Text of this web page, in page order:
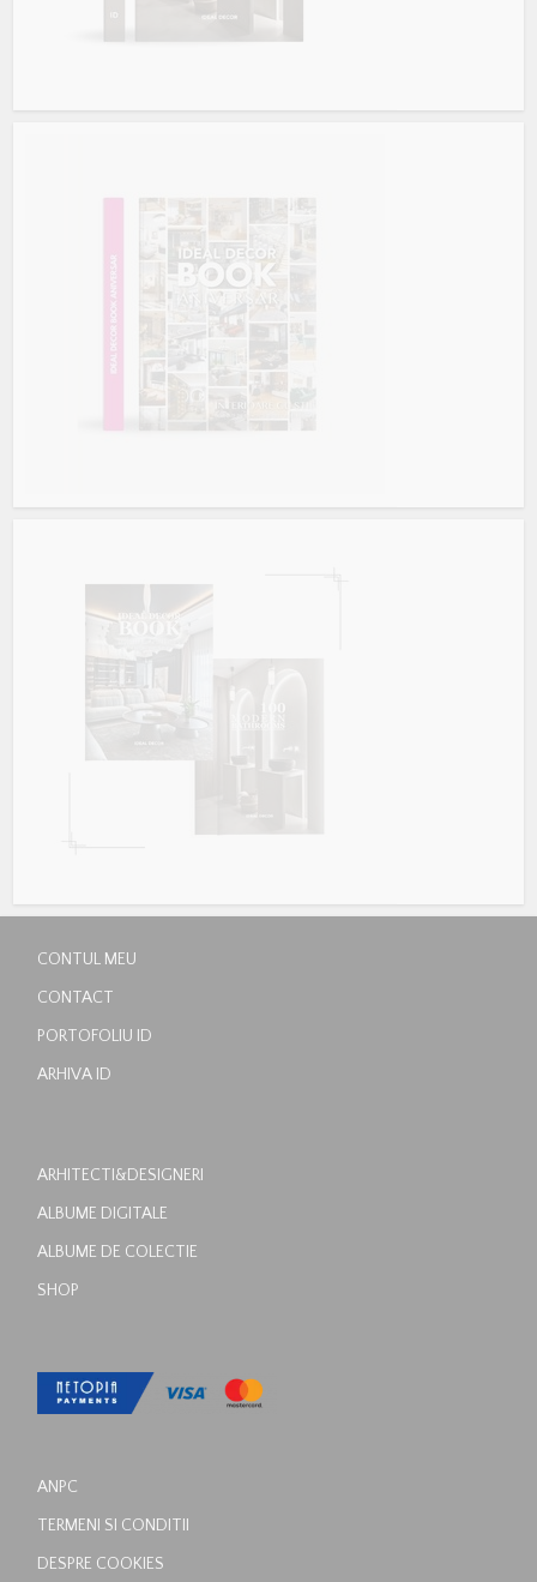
CONTUL MEU
CONTACT
PORTOFOLIU ID
ARHIVA ID
ARHITECTI&DESIGNERI
ALBUME DIGITALE
ALBUME DE COLECTIE
SHOP
ANPC
TERMENI SI CONDITII
DESPRE COOKIES